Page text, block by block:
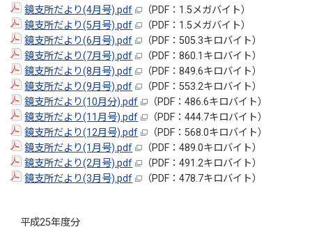
鏡支所だより(4月号).pdf
（PDF：1.5メガバイト）
鏡支所だより(5月号).pdf
（PDF：1.5メガバイト）
鏡支所だより(6月号).pdf
（PDF：505.3キロバイト）
鏡支所だより(7月号).pdf
（PDF：860.1キロバイト）
鏡支所だより(8月号).pdf
（PDF：849.6キロバイト）
鏡支所だより(9月号).pdf
（PDF：553.2キロバイト）
鏡支所だより(10月分).pdf
（PDF：486.6キロバイト）
鏡支所だより(11月号).pdf
（PDF：444.7キロバイト）
鏡支所だより(12月号).pdf
（PDF：568.0キロバイト）
鏡支所だより(1月号).pdf
（PDF：489.0キロバイト）
鏡支所だより(2月号).pdf
（PDF：491.2キロバイト）
鏡支所だより(3月号).pdf
（PDF：478.7キロバイト）
平成25年度分